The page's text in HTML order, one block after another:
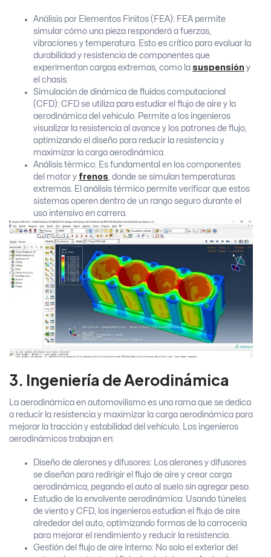
Análisis por Elementos Finitos (FEA): FEA permite
simular cómo una pieza responderá a fuerzas,
vibraciones y temperatura. Esto es crítico para evaluar la
durabilidad y resistencia de componentes que
experimentan cargas extremas, como la suspensión y
el chasis.
Simulación de dinámica de fluidos computacional
(CFD): CFD se utiliza para estudiar el flujo de aire y la
aerodinámica del vehículo. Permite a los ingenieros
visualizar la resistencia al avance y los patrones de flujo,
optimizando el diseño para reducir la resistencia y
maximizar la carga aerodinámica.
Análisis térmico: Es fundamental en los componentes
del motor y frenos , donde se simulan temperaturas
extremas. El análisis térmico permite verificar que estos
sistemas operen dentro de un rango seguro durante el
uso intensivo en carrera.
3. Ingeniería de Aerodinámica
La aerodinámica en automovilismo es una rama que se dedica
a reducir la resistencia y maximizar la carga aerodinámica para
mejorar la tracción y estabilidad del vehículo. Los ingenieros
aerodinámicos trabajan en:
Diseño de alerones y difusores: Los alerones y difusores
se diseñan para redirigir el flujo de aire y crear carga
aerodinámica, pegando el auto al suelo sin agregar peso.
Estudio de la envolvente aerodinámica: Usando túneles
de viento y CFD, los ingenieros estudian el flujo de aire
alrededor del auto, optimizando formas de la carrocería
para mejorar el rendimiento y reducir la resistencia.
Gestión del flujo de aire interno: No solo el exterior del